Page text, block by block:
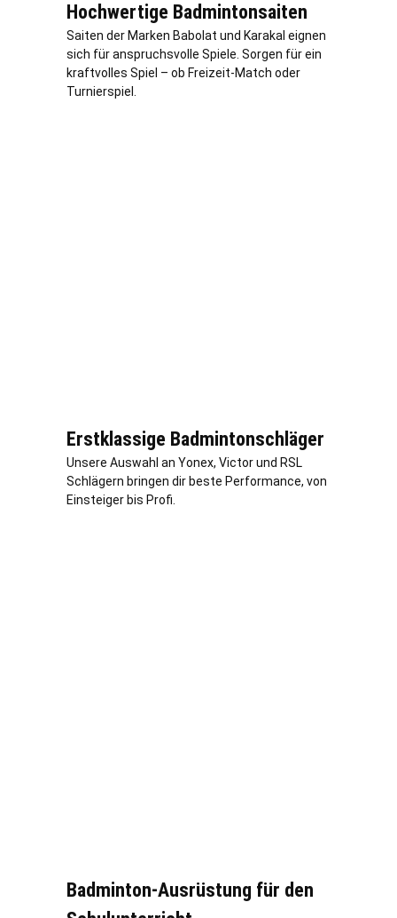
Hochwertige Badmintonsaiten
Saiten der Marken Babolat und Karakal eignen
sich für anspruchsvolle Spiele. Sorgen für ein
kraftvolles Spiel – ob Freizeit-Match oder
Turnierspiel.
Erstklassige Badmintonschläger
Unsere Auswahl an Yonex, Victor und RSL
Schlägern bringen dir beste Performance, von
Einsteiger bis Profi.
Badminton-Ausrüstung für den